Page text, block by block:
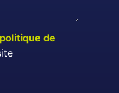
politique de